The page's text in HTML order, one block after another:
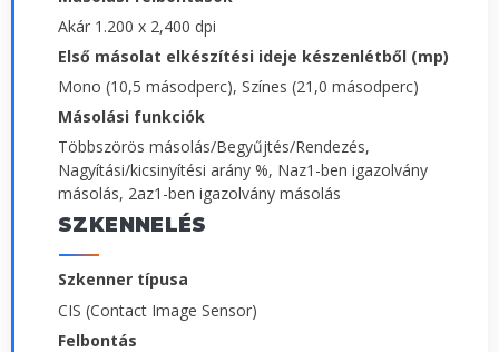
Akár 1.200 x 2,400 dpi
Első másolat elkészítési ideje készenlétből (mp)
Mono (10,5 másodperc), Színes (21,0 másodperc)
Másolási funkciók
Többszörös másolás/Begyűjtés/Rendezés,
Nagyítási/kicsinyítési arány %, Naz1-ben igazolvány
másolás, 2az1-ben igazolvány másolás
SZKENNELÉS
Szkenner típusa
CIS (Contact Image Sensor)
Felbontás